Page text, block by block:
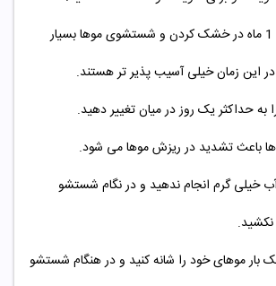
حداقل 2 هفته تا 1 ماه در خشک کردن و شستشوی موها بسیار
این زمان خیلی آسیب پذیر تر هستند.
حداکثر یک روز در میان تغییر دهید.
باعث تشدید در ریزش موها می شود.
خیلی گرم انجام ندهید و در نگام شستشو
بار موهای خود را شانه کنید و در هنگام شستشو